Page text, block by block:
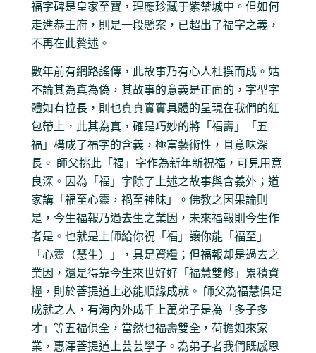
福字碑是皇家至寶，理應珍藏于紫禁城中。但如何
走進恭王府，則是一段懸案，已超出了福字之義，
不再在此贅述。
數年前有網路謠傳，此故事乃有心人杜撰而成。姑
不論其為真為偽，其故事的意義是正面的，字型字
體如有拉長，則也真真實實具體的呈現在我們的紅
包帶上，此其為真，確是巧妙的將「福壽」「五
福」構成了福字的含義，極富藝術性，且意味深
長。 師父挑此「福」字作為新年新祝福，可見用意
良深。因為「福」字除了上述之故事與含義外；道
家講「福至心靈，禍至神昧」。佛教之因果論則
是，今生福報乃過去生之業因，未來福報則今生作
者是。也就是上師給你祝「福」讓你能「福至」
「心靈（慧生）」，具足資糧；但福報却是過去之
業因，還是得靠今生來世好好「福慧雙修」累積資
糧，則於菩提道上必能順緣成就。 師父為福慧俱足
成就之人，有海內外成千上萬弟子是為「多子多
才」等五福俱全，當然也福壽雙全，荷擔如來家
業，惠澤菩提道上芸芸學子。為弟子者我們既感恩